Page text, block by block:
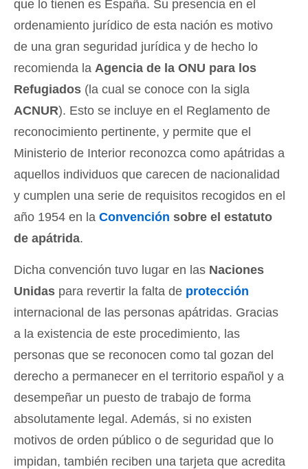
que lo tienen es España. Su presencia en el
ordenamiento jurídico de esta nación es motivo
de una gran seguridad jurídica y de hecho lo
recomienda la Agencia de la ONU para los
Refugiados (la cual se conoce con la sigla
ACNUR). Esto se incluye en el Reglamento de
reconocimiento pertinente, y permite que el
Ministerio de Interior reconozca como apátridas a
aquellos individuos que carecen de nacionalidad
y cumplen una serie de requisitos recogidos en el
año 1954 en la Convención sobre el estatuto
de apátrida.
Dicha convención tuvo lugar en las Naciones
Unidas para revertir la falta de protección
internacional de las personas apátridas. Gracias
a la existencia de este procedimiento, las
personas que se reconocen como tal gozan del
derecho a permanecer en el territorio español y a
desempeñar un puesto de trabajo de forma
absolutamente legal. Además, si no existen
motivos de orden público o de seguridad que lo
impidan, también reciben una tarjeta que acredita